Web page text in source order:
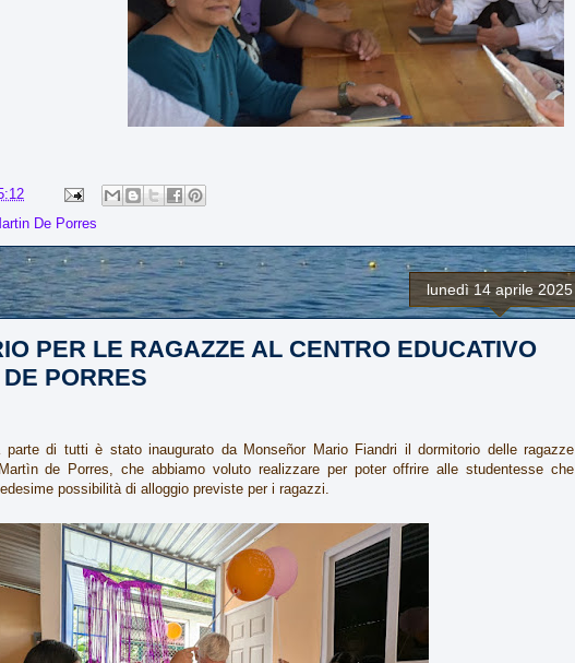
De Porres
lunedì 14 aprile 2025
PER LE RAGAZZE AL CENTRO EDUCATIVO
PORRES
parte di tutti è stato inaugurato da Monseñor Mario Fiandri il dormitorio delle ragazze
de Porres, che abbiamo voluto realizzare per poter offrire alle studentesse che
possibilità di alloggio previste per i ragazzi.